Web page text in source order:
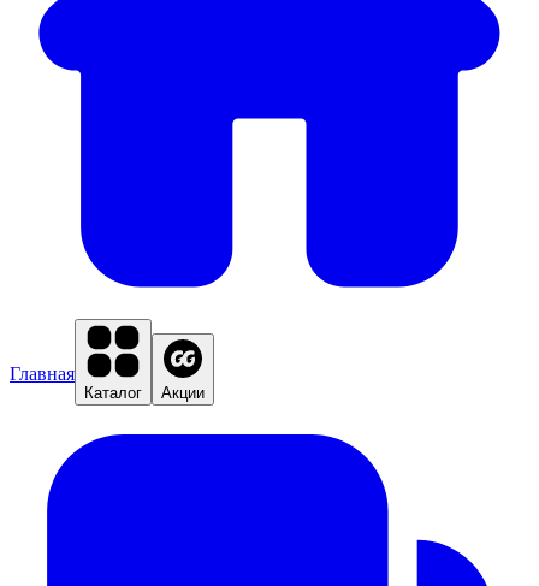
Главная
Каталог Акции